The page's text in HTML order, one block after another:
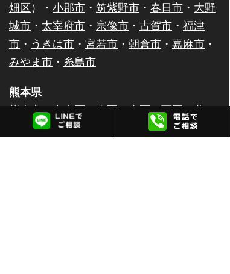
畑区）・ 小郡市 ・ 筑紫野市 ・ 春日市 ・ 大野
城市 ・ 太宰府市 ・ 宗像市 ・ 古賀市 ・ 福津
市 ・ うきは市 ・ 宮若市 ・ 朝倉市 ・ 嘉麻市 ・
みやま市 ・ 糸島市
熊本県
熊本市（ 中央区 東区 南区・西区
北
）・八代市・ 荒尾市・ 水俣市